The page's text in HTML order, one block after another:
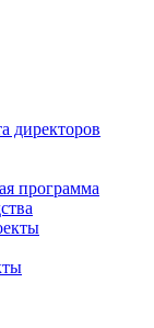
директоров
программа